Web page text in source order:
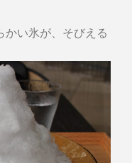
かい氷が、そびえる